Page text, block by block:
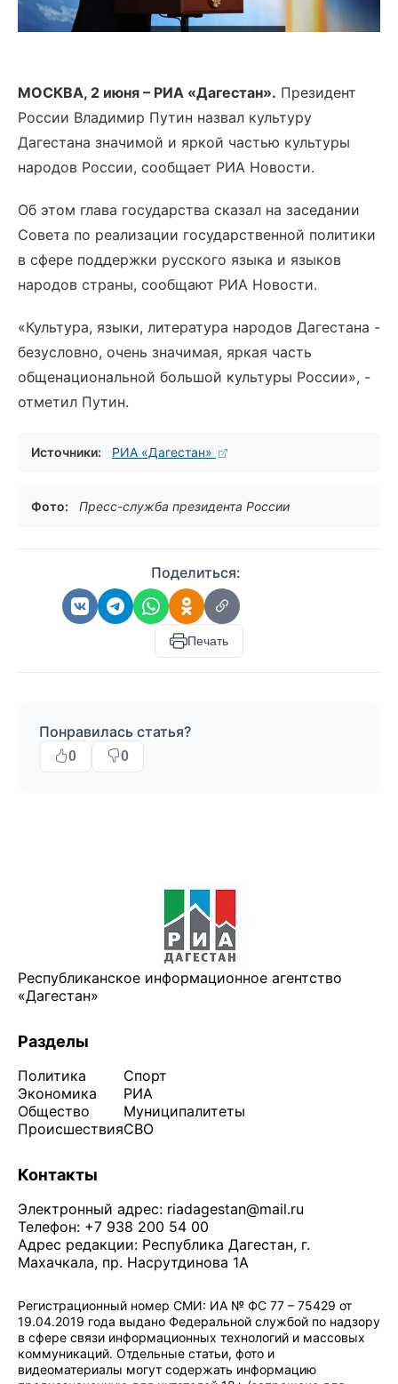
МОСКВА, 2 июня – РИА «Дагестан». Президент
России Владимир Путин назвал культуру
Дагестана значимой и яркой частью культуры
народов России, сообщает РИА Новости.
Об этом глава государства сказал на заседании
Совета по реализации государственной политики
в сфере поддержки русского языка и языков
народов страны, сообщают РИА Новости.
«Культура, языки, литература народов Дагестана -
безусловно, очень значимая, яркая часть
общенациональной большой культуры России», -
отметил Путин.
Источники: РИА «Дагестан»
Фото: Пресс-служба президента России
Поделиться:
Печать
Понравилась статья?
0 0
Республиканское информационное агентство
«Дагестан»
Разделы
Политика
Экономика
Общество
Происшествия
Спорт
РИА
Муниципалитеты
СВО
Контакты
Электронный адрес: riadagestan@mail.ru
Телефон: +7 938 200 54 00
Адрес редакции: Республика Дагестан, г.
Махачкала, пр. Насрутдинова 1А
Регистрационный номер СМИ: ИА № ФС 77 – 75429 от
19.04.2019 года выдано Федеральной службой по надзору
в сфере связи информационных технологий и массовых
коммуникаций. Отдельные статьи, фото и
видеоматериалы могут содержать информацию